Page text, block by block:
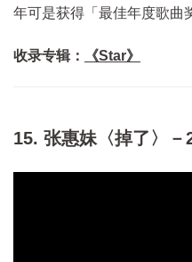
年可是获得「最佳年度歌曲
收录专辑： 《Star》
15. 张惠妹〈掉了〉－